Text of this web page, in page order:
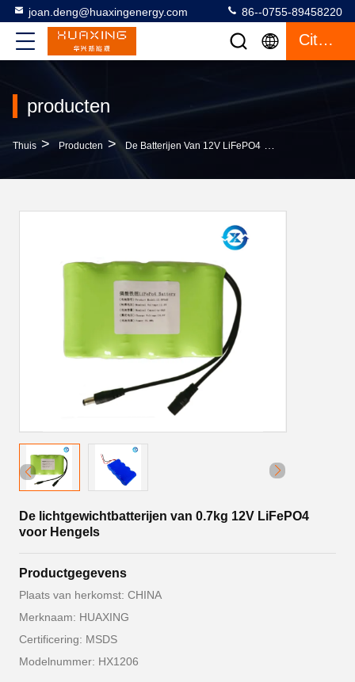
joan.deng@huaxingenergy.com 86--0755-89458220
Citaat
producten
Thuis > Producten > De Batterijen Van 12V LiFePO4 >
De lichtgewichtbatterijen van 0.7kg 12V LiFePO4
voor Hengels
Productgegevens
Plaats van herkomst: CHINA
Merknaam: HUAXING
Certificering: MSDS
Modelnummer: HX1206